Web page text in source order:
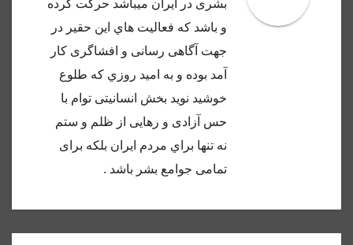
بشرى در ايران ميباشد حركت كرده
و باشد كه فعاليت هاي اين حقير در
جهت آگاهى رسانى و افشاگرى كار
آمد بوده و به اميد روزي كه طلوع
خوشيد نويد بخش انسانيتى توام با
حس آزادى و رهايى از ظلم و ستم
نه تنها براي مردم ايران بلكه براى
تمامى جوامع بشر باشد .